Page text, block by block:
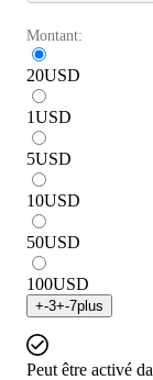
Montant:
20USD
1USD
5USD
10USD
50USD
100USD
+-3+-7plus
Peut être activé